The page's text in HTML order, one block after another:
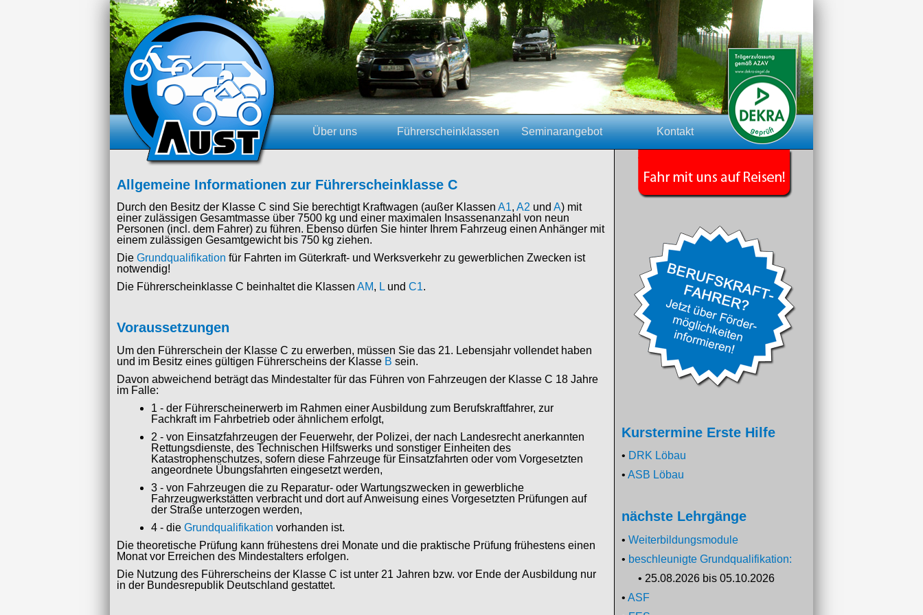
Über uns Führerscheinklassen Seminarangebot Kontakt
Allgemeine Informationen zur Führerscheinklasse C
Durch den Besitz der Klasse C sind Sie berechtigt Kraftwagen (außer Klassen A1, A2 und A) mit
einer zulässigen Gesamtmasse über 7500 kg und einer maximalen Insassenanzahl von neun
Personen (incl. dem Fahrer) zu führen. Ebenso dürfen Sie hinter Ihrem Fahrzeug einen Anhänger mit
einem zulässigen Gesamtgewicht bis 750 kg ziehen.
Die Grundqualifikation für Fahrten im Güterkraft- und Werksverkehr zu gewerblichen Zwecken ist
notwendig!
Die Führerscheinklasse C beinhaltet die Klassen AM, L und C1.
Voraussetzungen
Um den Führerschein der Klasse C zu erwerben, müssen Sie das 21. Lebensjahr vollendet haben
und im Besitz eines gültigen Führerscheins der Klasse B sein.
Davon abweichend beträgt das Mindestalter für das Führen von Fahrzeugen der Klasse C 18 Jahre
im Falle:
1 - der Führerscheinerwerb im Rahmen einer Ausbildung zum Berufskraftfahrer, zur
Fachkraft im Fahrbetrieb oder ähnlichem erfolgt,
2 - von Einsatzfahrzeugen der Feuerwehr, der Polizei, der nach Landesrecht anerkannten
Rettungsdienste, des Technischen Hilfswerks und sonstiger Einheiten des
Katastrophenschutzes, sofern diese Fahrzeuge für Einsatzfahrten oder vom Vorgesetzten
angeordnete Übungsfahrten eingesetzt werden,
3 - von Fahrzeugen die zu Reparatur- oder Wartungszwecken in gewerbliche
Fahrzeugwerkstätten verbracht und dort auf Anweisung eines Vorgesetzten Prüfungen auf
der Straße unterzogen werden,
4 - die Grundqualifikation vorhanden ist.
Die theoretische Prüfung kann frühestens drei Monate und die praktische Prüfung frühestens einen
Monat vor Erreichen des Mindestalters erfolgen.
Die Nutzung des Führerscheins der Klasse C ist unter 21 Jahren bzw. vor Ende der Ausbildung nur
in der Bundesrepublik Deutschland gestattet.
Kurstermine Erste Hilfe
• DRK Löbau
• ASB Löbau
nächste Lehrgänge
• Weiterbildungsmodule
• beschleunigte Grundqualifikation:
• 25.08.2026 bis 05.10.2026
• ASF